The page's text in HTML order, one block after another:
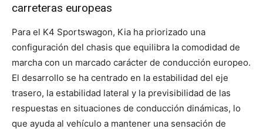
carreteras europeas
Para el K4 Sportswagon, Kia ha priorizado una
configuración del chasis que equilibra la comodidad de
marcha con un marcado carácter de conducción europeo.
El desarrollo se ha centrado en la estabilidad del eje
trasero, la estabilidad lateral y la previsibilidad de las
respuestas en situaciones de conducción dinámicas, lo
que ayuda al vehículo a mantener una sensación de